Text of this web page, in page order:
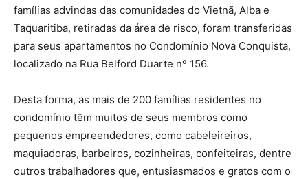
famílias advindas das comunidades do Vietnã, Alba e
Taquaritiba, retiradas da área de risco, foram transferidas
para seus apartamentos no Condomínio Nova Conquista,
localizado na Rua Belford Duarte nº 156.
Desta forma, as mais de 200 famílias residentes no
condomínio têm muitos de seus membros como
pequenos empreendedores, como cabeleireiros,
maquiadoras, barbeiros, cozinheiras, confeiteiras, dentre
outros trabalhadores que, entusiasmados e gratos com o